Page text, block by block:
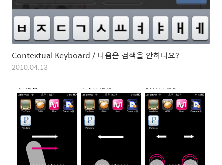
Contextual Keyboard / 다음은 검색을 안하나요?
2010.04.13